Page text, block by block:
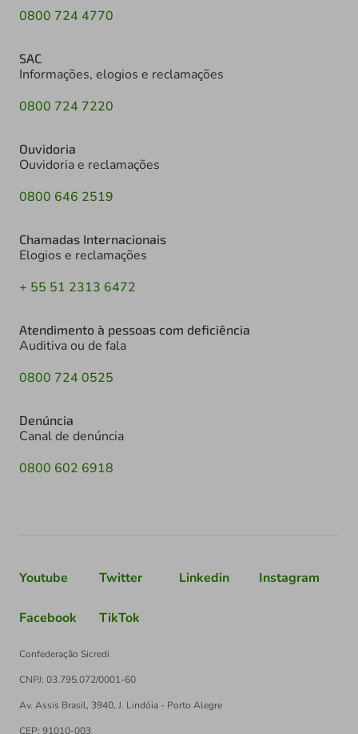
0800 724 4770
SAC
Informações, elogios e reclamações
0800 724 7220
Ouvidoria
Ouvidoria e reclamações
0800 646 2519
Chamadas Internacionais
Elogios e reclamações
+ 55 51 2313 6472
Atendimento à pessoas com deficiência
Auditiva ou de fala
0800 724 0525
Denúncia
Canal de denúncia
0800 602 6918
Youtube Twitter Linkedin Instagram
Facebook TikTok
Confederação Sicredi
CNPJ: 03.795.072/0001-60
Av. Assis Brasil, 3940, J. Lindóia - Porto Alegre
CEP: 91010-003